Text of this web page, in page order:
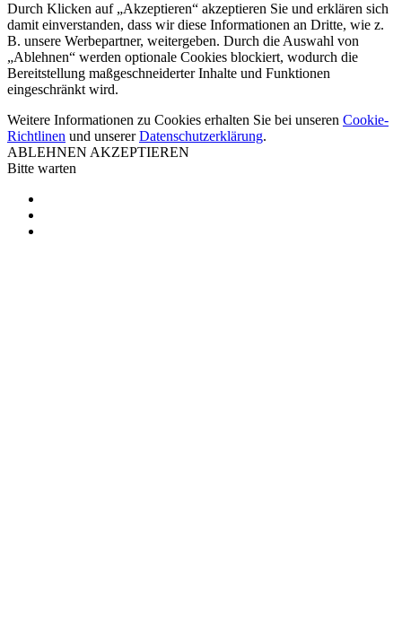
Durch Klicken auf „Akzeptieren“ akzeptieren Sie und erklären sich
damit einverstanden, dass wir diese Informationen an Dritte, wie z.
B. unsere Werbepartner, weitergeben. Durch die Auswahl von
„Ablehnen“ werden optionale Cookies blockiert, wodurch die
Bereitstellung maßgeschneiderter Inhalte und Funktionen
eingeschränkt wird.
Weitere Informationen zu Cookies erhalten Sie bei unseren Cookie-
Richtlinen und unsererDatenschutzerklärung.
ABLEHNEN AKZEPTIEREN
Bitte warten